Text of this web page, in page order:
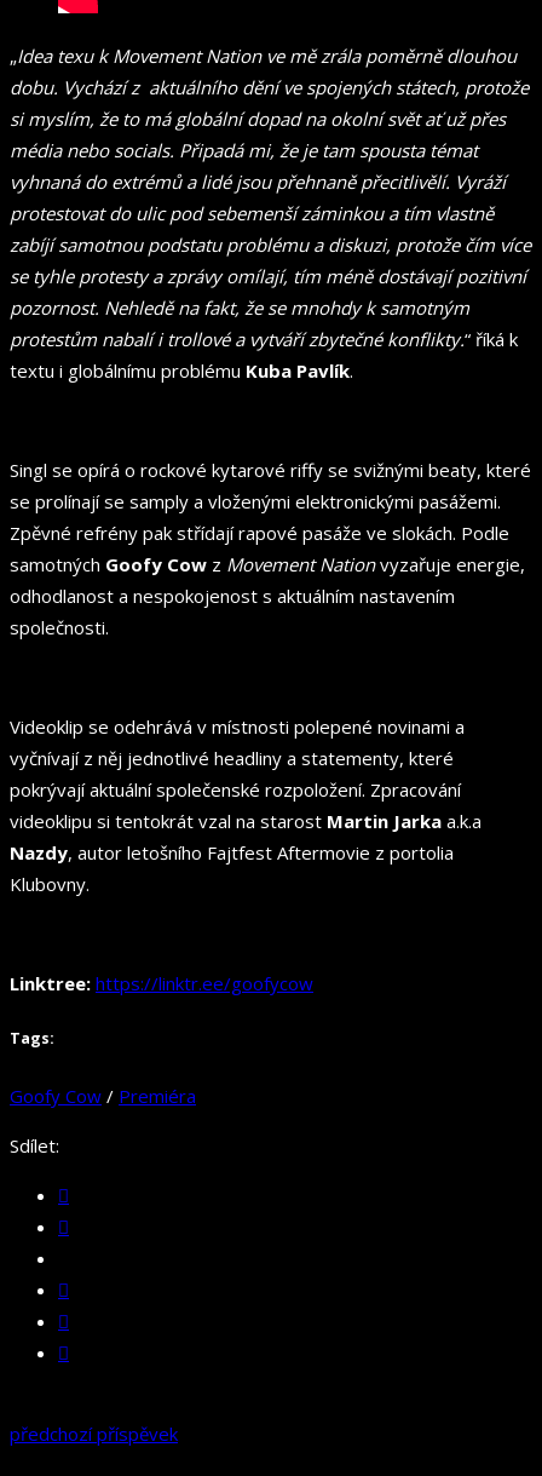
„Idea texu k Movement Nation ve mě zrála poměrně dlouhou
dobu. Vychází z aktuálního dění ve spojených státech, protože
si myslím, že to má globální dopad na okolní svět ať už přes
média nebo socials. Připadá mi, že je tam spousta témat
vyhnaná do extrémů a lidé jsou přehnaně přecitlivělí. Vyráží
protestovat do ulic pod sebemenší záminkou a tím vlastně
zabíjí samotnou podstatu problému a diskuzi, protože čím více
se tyhle protesty a zprávy omílají, tím méně dostávají pozitivní
pozornost. Nehledě na fakt, že se mnohdy k samotným
protestům nabalí i trollové a vytváří zbytečné konflikty.“ říká k
textu i globálnímu problému Kuba Pavlík.
Singl se opírá o rockové kytarové riffy se svižnými beaty, které
se prolínají se samply a vloženými elektronickými pasážemi.
Zpěvné refrény pak střídají rapové pasáže ve slokách. Podle
samotných Goofy Cow z Movement Nationvyzařuje energie,
odhodlanost a nespokojenost s aktuálním nastavením
společnosti.
Videoklip se odehrává v místnosti polepené novinami a
vyčnívají z něj jednotlivé headliny a statementy, které
pokrývají aktuální společenské rozpoložení. Zpracování
videoklipu si tentokrát vzal na starost Martin Jarka a.k.a
Nazdy, autor letošního Fajtfest Aftermovie z portolia
Klubovny.
Linktree: https://linktr.ee/goofycow
Tags:
Goofy Cow / Premiéra
Sdílet:
předchozí příspěvek